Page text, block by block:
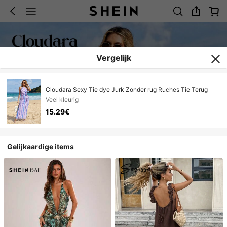
Vergelijk
Cloudara Sexy Tie dye Jurk Zonder rug Ruches Tie Terug
Veel kleurig
15.29€
Gelijkaardige items